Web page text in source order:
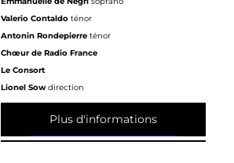
Valerio Contaldoténor
Antonin Rondepierreténor
Chœur de Radio France
Le Consort
Lionel Sowdirection
Plus d'informations